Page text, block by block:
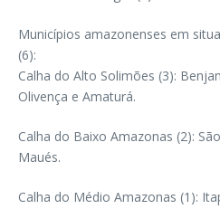
Municípios amazonenses em
(6):
Calha do Alto Solimões (3):
Olivença e Amaturá.
Calha do Baixo Amazonas (2):
Maués.
Calha do Médio Amazonas (1):